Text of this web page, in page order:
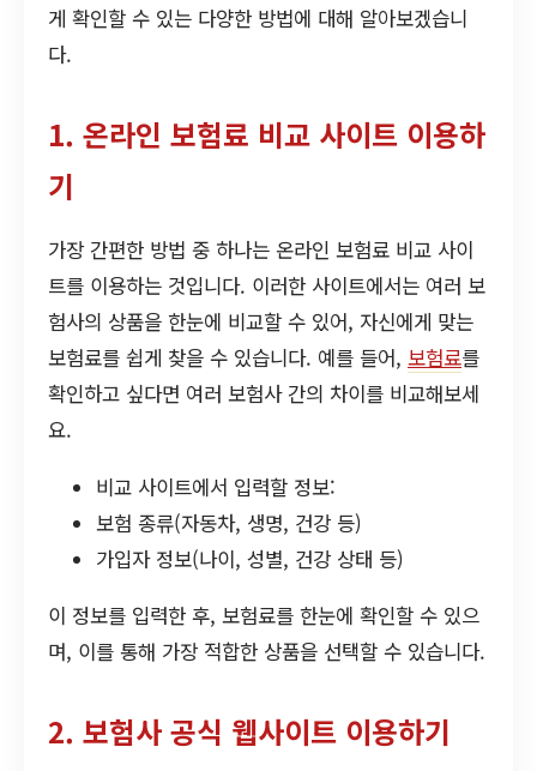
게 확인할 수 있는 다양한 방법에 대해 알아보겠습니
다.
1. 온라인 보험료 비교 사이트 이용하
기
가장 간편한 방법 중 하나는 온라인 보험료 비교 사이
트를 이용하는 것입니다. 이러한 사이트에서는 여러 보
험사의 상품을 한눈에 비교할 수 있어, 자신에게 맞는
보험료를 쉽게 찾을 수 있습니다. 예를 들어, 보험료를
확인하고 싶다면 여러 보험사 간의 차이를 비교해보세
요.
비교 사이트에서 입력할 정보:
보험 종류(자동차, 생명, 건강 등)
가입자 정보(나이, 성별, 건강 상태 등)
이 정보를 입력한 후, 보험료를 한눈에 확인할 수 있으
며, 이를 통해 가장 적합한 상품을 선택할 수 있습니다.
2. 보험사 공식 웹사이트 이용하기